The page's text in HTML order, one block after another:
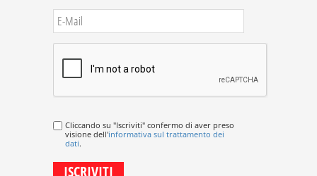
Cliccando su "Iscriviti" confermo di aver preso
visione dell'informativa sul trattamento dei
dati.